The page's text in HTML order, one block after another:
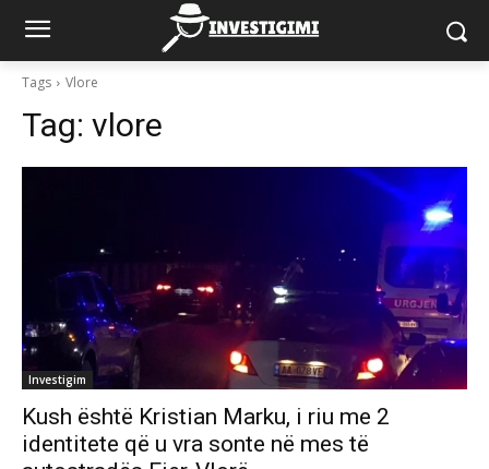
Tags Vlore
Tag: vlore
Investigim
Kush është Kristian Marku, i riu me 2
identitete që u vra sonte në mes të